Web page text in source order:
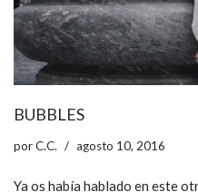
BUBBLES
porC.C. agosto 10, 2016
Ya os había hablado en este